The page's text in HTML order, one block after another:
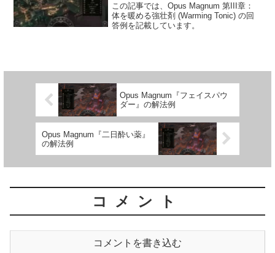
この記事では、Opus Magnum 第III章：
体を暖める強壮剤 (Warming Tonic) の回
答例を記載しています。
Opus Magnum『フェイスパウ
ダー』の解法例
Opus Magnum『二日酔い薬』
の解法例
コメント
コメントを書き込む